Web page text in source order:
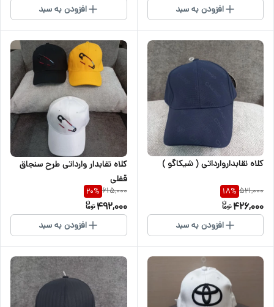
افزودن به سبد افزودن به سبد
کلاه نقابداروارداتی ( شیکاگو )
521,000
18%
426,000
افزودن به سبد
کلاه نقابدار وارداتی طرح سنجاق
قفلی
615,000
20%
492,000
افزودن به سبد